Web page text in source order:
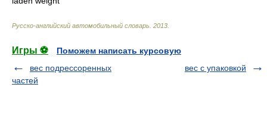
Русско-английский автомобильный словарь 2013
Игры ⚽
Поможем написать курсовую
вес подрессоренных
частей
вес с упаковкой